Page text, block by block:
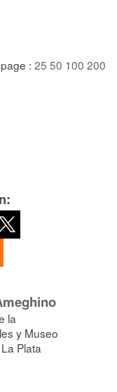
: 25 50 100 200
la
y Museo
Plata